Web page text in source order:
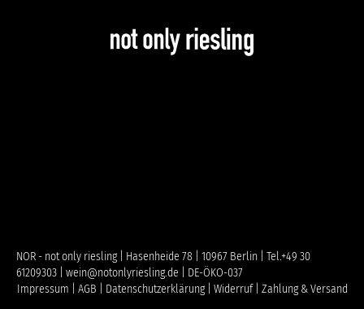
NOR - not only riesling | Hasenheide 78 | 10967 Berlin | Tel.+49 30
61209303 | wein@notonlyriesling.de | DE-ÖKO-037
Impressum | AGB | Datenschutzerklärung | Widerruf | Zahlung & Versand